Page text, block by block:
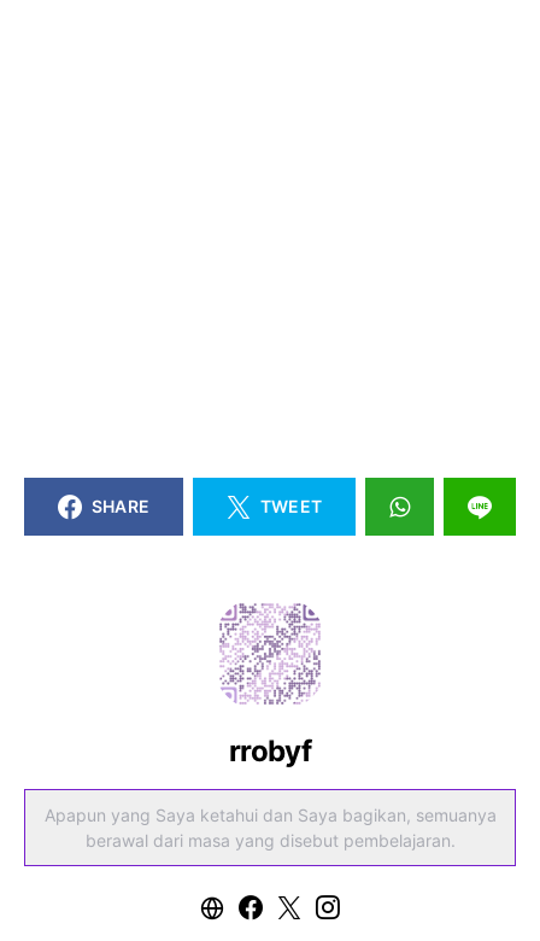
SHARE TWEET
rrobyf
Apapun yang Saya ketahui dan Saya bagikan, semuanya
berawal dari masa yang disebut pembelajaran.